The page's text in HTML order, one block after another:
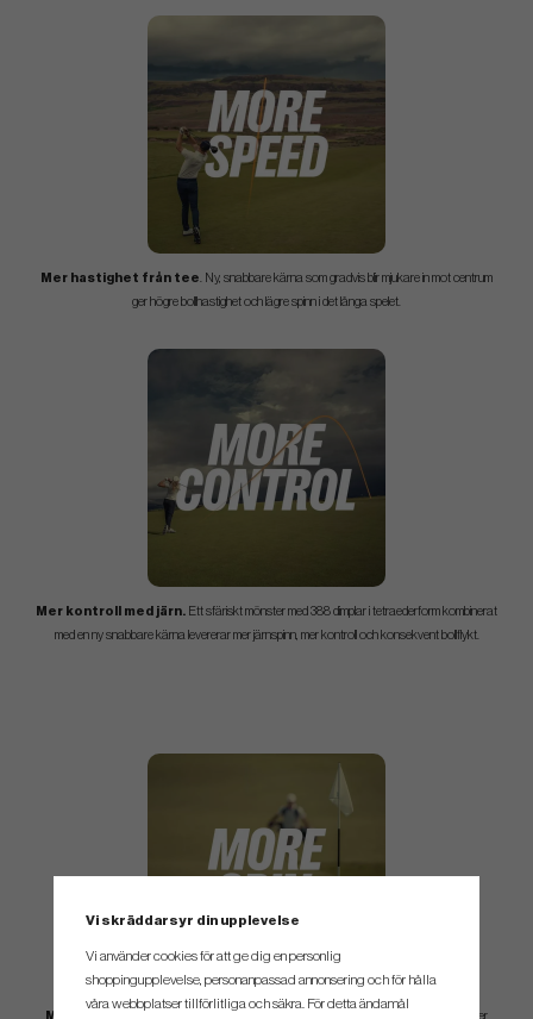
Mer hastighet från tee. Ny, snabbare kärna som gradvis blir mjukare in mot centrum
ger högre bollhastighet och lägre spinn i det långa spelet.
Mer kontroll med järn. Ett sfäriskt mönster med 388 dimplar i tetraederform kombinerat
med en ny snabbare kärna levererar mer järnspinn, mer kontroll och konsekvent bollflykt.
Vi skräddarsyr din upplevelse
Vi använder cookies för att ge dig en personlig
shoppingupplevelse, personanpassad annonsering och för hålla
våra webbplatser tillförlitliga och säkra. För detta ändamål